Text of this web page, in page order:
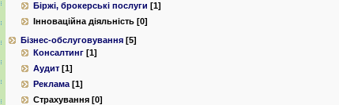
Біржі, брокерські послуги [1]
Інноваційна діяльність [0]
Бізнес-обслуговування [5]
Консалтинг [1]
Аудит [1]
Реклама [1]
Страхування [0]